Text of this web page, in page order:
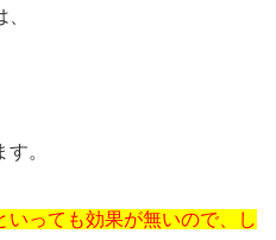
。
いっても効果が無いので、し